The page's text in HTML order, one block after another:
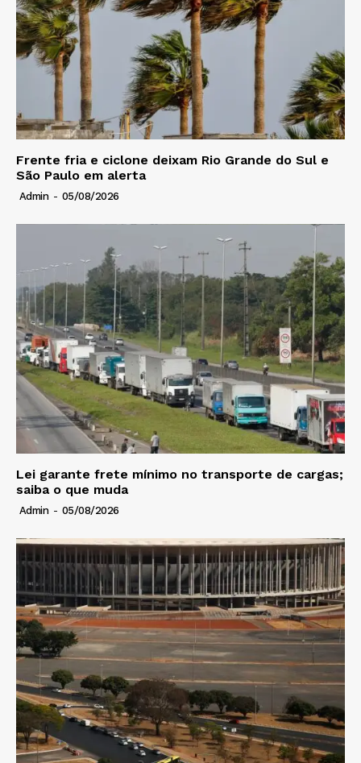
Frente fria e ciclone deixam Rio Grande do Sul e
São Paulo em alerta
Admin - 05/08/2026
Lei garante frete mínimo no transporte de cargas;
saiba o que muda
Admin - 05/08/2026